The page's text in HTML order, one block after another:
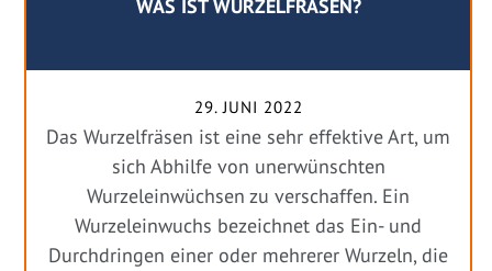
WAS IST WURZELFRÄSEN?
29. JUNI 2022
Das Wurzelfräsen ist eine sehr effektive Art, um
sich Abhilfe von unerwünschten
Wurzeleinwüchsen zu verschaffen. Ein
Wurzeleinwuchs bezeichnet das Ein- und
Durchdringen einer oder mehrerer Wurzeln, die